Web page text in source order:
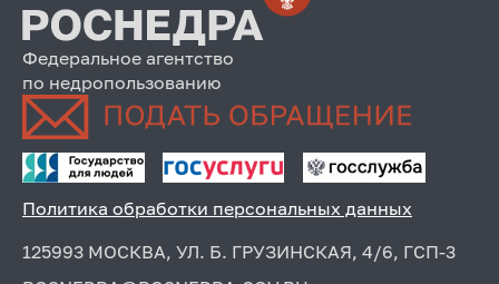
Федеральное агентство
по недропользованию
Политика обработки персональных данных
125993 МОСКВА, УЛ. Б. ГРУЗИНСКАЯ, 4/6, ГСП-3